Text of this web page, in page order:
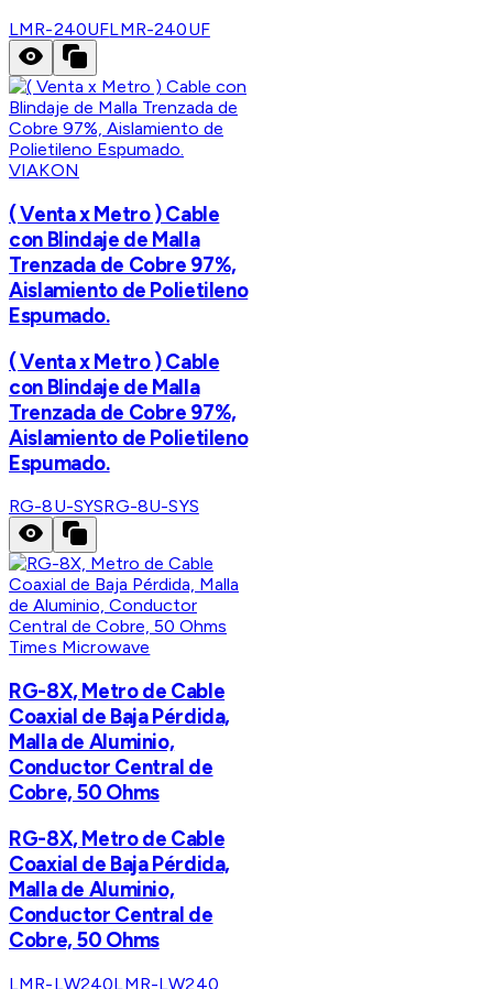
LMR-240UFLMR-240UF
VIAKON
( Venta x Metro ) Cable
con Blindaje de Malla
Trenzada de Cobre 97%,
Aislamiento de Polietileno
Espumado.
( Venta x Metro ) Cable
con Blindaje de Malla
Trenzada de Cobre 97%,
Aislamiento de Polietileno
Espumado.
RG-8U-SYSRG-8U-SYS
Times Microwave
RG-8X, Metro de Cable
Coaxial de Baja Pérdida,
Malla de Aluminio,
Conductor Central de
Cobre, 50 Ohms
RG-8X, Metro de Cable
Coaxial de Baja Pérdida,
Malla de Aluminio,
Conductor Central de
Cobre, 50 Ohms
LMR-LW240LMR-LW240